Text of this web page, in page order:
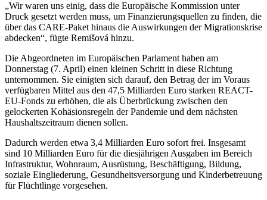
„Wir waren uns einig, dass die Europäische Kommission unter
Druck gesetzt werden muss, um Finanzierungsquellen zu finden, die
über das CARE-Paket hinaus die Auswirkungen der Migrationskrise
abdecken“, fügte Remišová hinzu.
Die Abgeordneten im Europäischen Parlament haben am
Donnerstag (7. April) einen kleinen Schritt in diese Richtung
unternommen. Sie einigten sich darauf, den Betrag der im Voraus
verfügbaren Mittel aus den 47,5 Milliarden Euro starken REACT-
EU-Fonds zu erhöhen, die als Überbrückung zwischen den
gelockerten Kohäsionsregeln der Pandemie und dem nächsten
Haushaltszeitraum dienen sollen.
Dadurch werden etwa 3,4 Milliarden Euro sofort frei. Insgesamt
sind 10 Milliarden Euro für die diesjährigen Ausgaben im Bereich
Infrastruktur, Wohnraum, Ausrüstung, Beschäftigung, Bildung,
soziale Eingliederung, Gesundheitsversorgung und Kinderbetreuung
für Flüchtlinge vorgesehen.